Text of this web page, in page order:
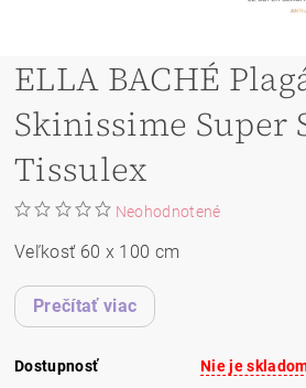
ELLA BACHÉ
Skinissime Super
Tissulex
Neohodnotené
Veľkosť 60 x 100 cm
Prečítať viac
Dostupnosť Nie je